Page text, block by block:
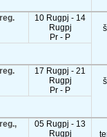
10 Rugpj - 14
Rugpj
Pr - P
17 Rugpj - 21
Rugpj
Pr - P
05 Rugpj - 13
Rugpj